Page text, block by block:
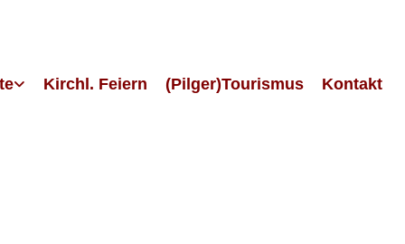
Kirchl. Feiern (Pilger)Tourismus Kontakt